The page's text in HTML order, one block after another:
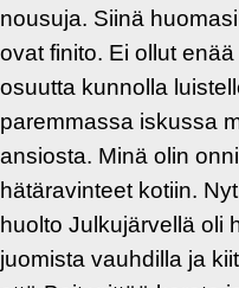
nousuja. Siinä
ovat finito. Ei ollut
osuutta kunnolla
paremmassa iskussa
ansiosta. Minä olin
hätäravinteet kotiin.
huolto Julkujärvellä oli
juomista vauhdilla ja